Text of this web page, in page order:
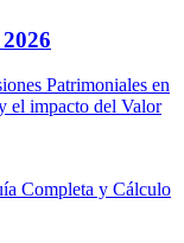
Patrimoniales en
el impacto del Valor